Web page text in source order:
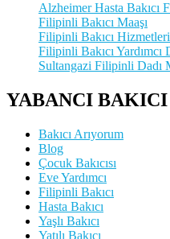
Alzheimer Hasta Bakıcı
Filipinli Bakıcı Maaşı
Filipinli Bakıcı Hizmetleri
Filipinli Bakıcı Yardımcı
Sultangazi Filipinli Dadı
YABANCI BAKICI
Bakıcı Arıyorum
Blog
Çocuk Bakıcısı
Eve Yardımcı
Filipinli Bakıcı
Hasta Bakıcı
Yaşlı Bakıcı
Yatılı Bakıcı